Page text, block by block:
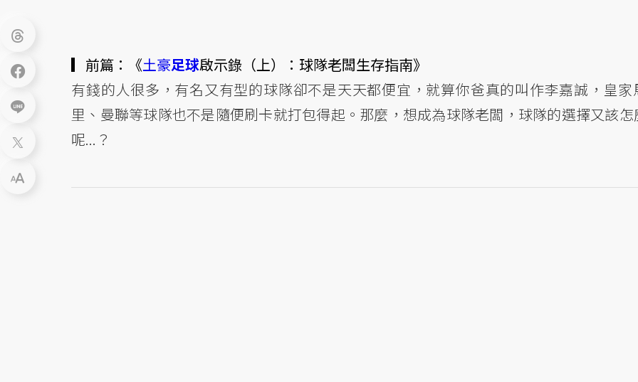
▎前篇：《土豪足球啟示錄（上）：球隊老闆生存指南》
有錢的人很多，有名又有型的球隊卻不是天天都便宜，就算你爸真的叫作李嘉誠，皇家
里、曼聯等球隊也不是隨便刷卡就打包得起。那麼，想成為球隊老闆，球隊的選擇又該怎
呢...？